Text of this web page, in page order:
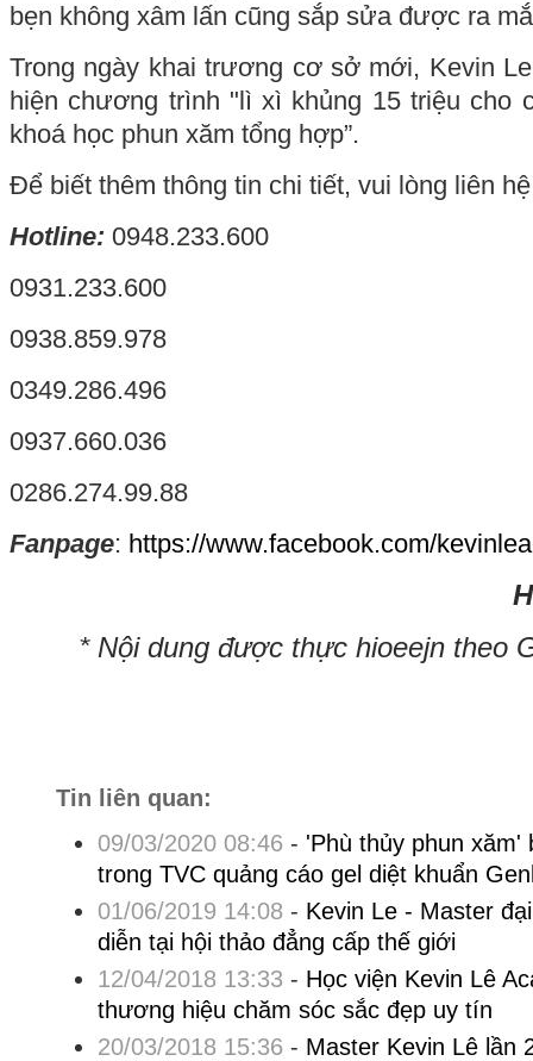
bẹn không xâm lấn cũng sắp sửa được ra
Trong ngày khai trương cơ sở mới, Kevin
hiện chương trình "lì xì khủng 15 triệu cho
khoá học phun xăm tổng hợp”.
Để biết thêm thông tin chi tiết, vui lòng liên
Hotline: 0948.233.600
0931.233.600
0938.859.978
0349.286.496
0937.660.036
0286.274.99.88
Fanpage: https://www.facebook.com/
* Nội dung được thực hioeejn theo
Tin liên quan:
09/03/2020 08:46 - 'Phù thủy phun xăm'
trong TVC quảng cáo gel diệt khuẩn
01/06/2019 14:08 - Kevin Le - Master
diễn tại hội thảo đẳng cấp thế giới
12/04/2018 13:33 - Học viện Kevin Lê
thương hiệu chăm sóc sắc đẹp uy tín
20/03/2018 15:36 - Master Kevin Lê lần